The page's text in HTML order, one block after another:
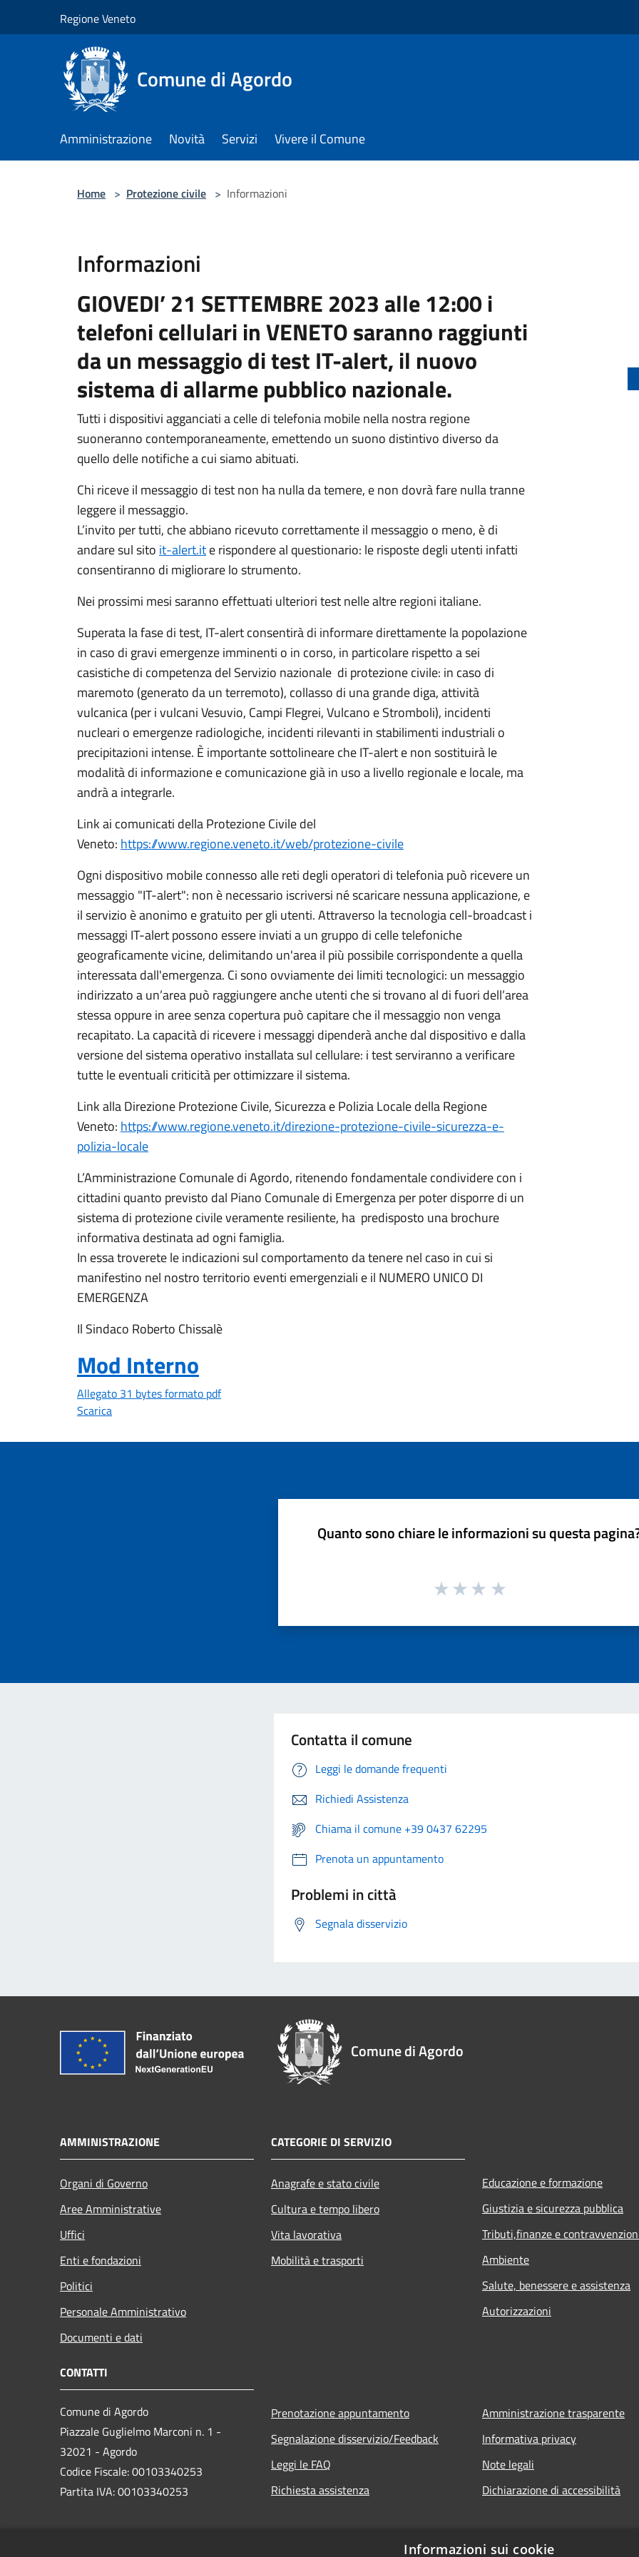
Regione Veneto
Comune di Agordo
Amministrazione Novità Servizi Vivere il Comune
Home > Protezione civile > Informazioni
Informazioni
GIOVEDI’ 21 SETTEMBRE 2023 alle 12:00 i
telefoni cellulari in VENETO saranno raggiunti
da un messaggio di test IT-alert, il nuovo
sistema di allarme pubblico nazionale.
Tutti i dispositivi agganciati a celle di telefonia mobile nella nostra regione
suoneranno contemporaneamente, emettendo un suono distintivo diverso da
quello delle notifiche a cui siamo abituati.
Chi riceve il messaggio di test non ha nulla da temere, e non dovrà fare nulla tranne
leggere il messaggio.
L’invito per tutti, che abbiano ricevuto correttamente il messaggio o meno, è di
andare sul sito it-alert.ite rispondere al questionario: le risposte degli utenti infatti
consentiranno di migliorare lo strumento.
Nei prossimi mesi saranno effettuati ulteriori test nelle altre regioni italiane.
Superata la fase di test, IT-alert consentirà di informare direttamente la popolazione
in caso di gravi emergenze imminenti o in corso, in particolare rispetto a sei
casistiche di competenza del Servizio nazionale di protezione civile: in caso di
maremoto (generato da un terremoto), collasso di una grande diga, attività
vulcanica (per i vulcani Vesuvio, Campi Flegrei, Vulcano e Stromboli), incidenti
nucleari o emergenze radiologiche, incidenti rilevanti in stabilimenti industriali o
precipitazioni intense. È importante sottolineare che IT-alert e non sostituirà le
modalità di informazione e comunicazione già in uso a livello regionale e locale, ma
andrà a integrarle.
Link ai comunicati della Protezione Civile del
Veneto: https://www.regione.veneto.it/web/protezione-civile
Ogni dispositivo mobile connesso alle reti degli operatori di telefonia può ricevere un
messaggio "IT-alert": non è necessario iscriversi né scaricare nessuna applicazione, e
il servizio è anonimo e gratuito per gli utenti. Attraverso la tecnologia cell-broadcast i
messaggi IT-alert possono essere inviati a un gruppo di celle telefoniche
geograficamente vicine, delimitando un'area il più possibile corrispondente a quella
interessata dall'emergenza. Ci sono ovviamente dei limiti tecnologici: un messaggio
indirizzato a un’area può raggiungere anche utenti che si trovano al di fuori dell’area
stessa oppure in aree senza copertura può capitare che il messaggio non venga
recapitato. La capacità di ricevere i messaggi dipenderà anche dal dispositivo e dalla
versione del sistema operativo installata sul cellulare: i test serviranno a verificare
tutte le eventuali criticità per ottimizzare il sistema.
Link alla Direzione Protezione Civile, Sicurezza e Polizia Locale della Regione
Veneto: https://www.regione.veneto.it/direzione-protezione-civile-sicurezza-e-
polizia-locale
L’Amministrazione Comunale di Agordo, ritenendo fondamentale condividere con i
cittadini quanto previsto dal Piano Comunale di Emergenza per poter disporre di un
sistema di protezione civile veramente resiliente, ha predisposto una brochure
informativa destinata ad ogni famiglia.
In essa troverete le indicazioni sul comportamento da tenere nel caso in cui si
manifestino nel nostro territorio eventi emergenziali e il NUMERO UNICO DI
EMERGENZA
Il Sindaco Roberto Chissalè
Mod Interno
Allegato 31 bytes formato pdf
Scarica
Quanto sono chiare le informazioni su questa
Contatta il comune
Leggi le domande frequenti
Richiedi Assistenza
Chiama il comune +39 0437 62295
Prenota un appuntamento
Problemi in città
Segnala disservizio
Comune di Agordo
AMMINISTRAZIONE
Organi di Governo
Aree Amministrative
Uffici
Enti e fondazioni
Politici
Personale Amministrativo
Documenti e dati
CATEGORIE DI SERVIZIO
Anagrafe e stato civile
Cultura e tempo libero
Vita lavorativa
Mobilità e trasporti
Educazione e formazione
Giustizia e sicurezza pubblica
Tributi,finanze e
Ambiente
Salute, benessere e assistenza
Autorizzazioni
CONTATTI
Comune di Agordo
Piazzale Guglielmo Marconi n. 1 -
32021 - Agordo
Codice Fiscale: 00103340253
Partita IVA: 00103340253
Prenotazione appuntamento
Segnalazione disservizio/Feedback
Leggi le FAQ
Richiesta assistenza
Amministrazione trasparente
Informativa privacy
Note legali
Dichiarazione di accessibilità
Informazioni sui cookie